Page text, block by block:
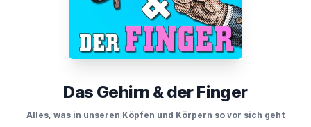
Das Gehirn & der Finger
Alles, was in unseren Köpfen und Körpern so vor sich geht